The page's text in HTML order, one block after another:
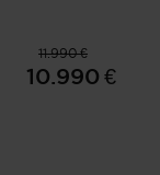
11.990 €
10.990 €